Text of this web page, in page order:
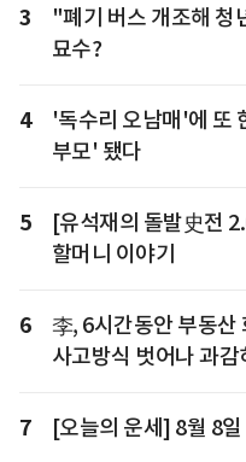
3
"폐기 버스 개조해 청
묘수?
4
'독수리 오남매'에 또
부모' 됐다
5
[유석재의 돌발史전
할머니 이야기
6
李, 6시간동안 부동
사고방식 벗어나 과
7 [오늘의 운세] 8월 8